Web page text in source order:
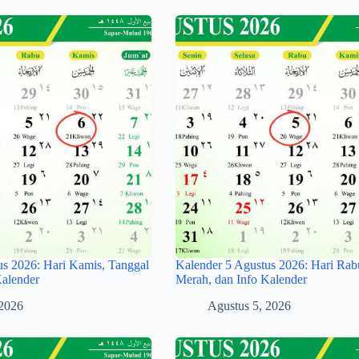
2026: Hari Kamis, Tanggal
Kalender 5 Agustus 2026: Hari
Merah, dan Info Kalender
Agustus 5, 2026